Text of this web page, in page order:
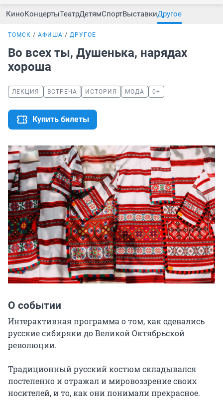
КиноКонцертыТеатрДетямСпортВыставкиДругое
ТОМСК АФИША ДРУГОЕ
Во всех ты, Душенька, нарядах
хороша
ЛЕКЦИЯ ВСТРЕЧА ИСТОРИЯ МОДА 0+
Купить билеты
О событии
Интерактивная программа о том, как одевались
русские сибиряки до Великой Октябрьской
революции.
Традиционный русский костюм складывался
постепенно и отражал и мировоззрение своих
носителей, и то, как они понимали прекрасное.